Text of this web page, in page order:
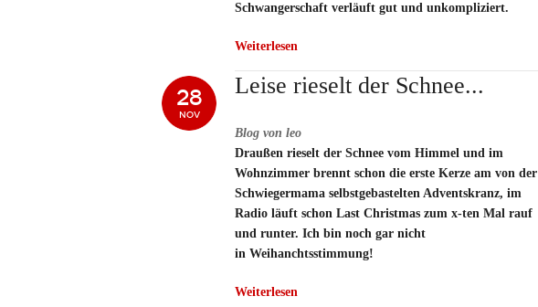
Schwangerschaft verläuft gut und unkompliziert.
Weiterlesen
Leise rieselt der Schnee...
Blog von leo
Draußen rieselt der Schnee vom Himmel und im
Wohnzimmer brennt schon die erste Kerze am von der
Schwiegermama selbstgebastelten Adventskranz, im
Radio läuft schon Last Christmas zum x-ten Mal rauf
und runter. Ich bin noch gar nicht
in Weihanchtsstimmung!
Weiterlesen
28
NOV